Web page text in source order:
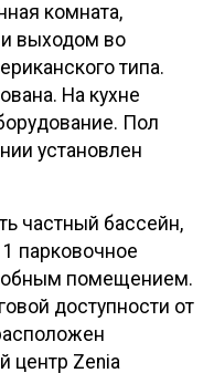
комната,
и выходом во
типа.
На кухне
Пол
установлен
частный бассейн,
парковочное
помещением.
доступности от
центр Zenia